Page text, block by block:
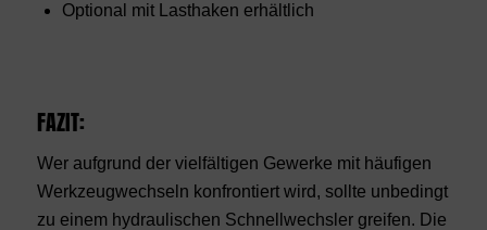
Optional mit Lasthaken erhältlich
FAZIT:
Wer aufgrund der vielfältigen Gewerke mit häufigen
Werkzeugwechseln konfrontiert wird, sollte unbedingt
zu einem hydraulischen Schnellwechsler greifen. Die